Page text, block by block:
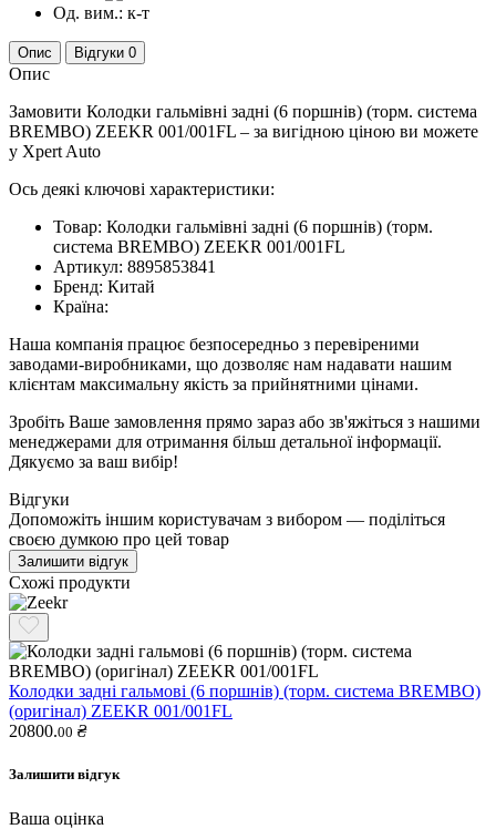
Од. вим.: к-т
Опис Відгуки 0
Опис
Замовити Колодки гальмівні задні (6 поршнів) (торм. система
BREMBO) ZEEKR 001/001FL – за вигідною ціною ви можете
у Xpert Auto
Ось деякі ключові характеристики:
Товар: Колодки гальмівні задні (6 поршнів) (торм.
система BREMBO) ZEEKR 001/001FL
Артикул: 8895853841
Бренд: Китай
Країна:
Наша компанія працює безпосередньо з перевіреними
заводами-виробниками, що дозволяє нам надавати нашим
клієнтам максимальну якість за прийнятними цінами.
Зробіть Ваше замовлення прямо зараз або зв'яжіться з нашими
менеджерами для отримання більш детальної інформації.
Дякуємо за ваш вибір!
Відгуки
Допоможіть іншим користувачам з вибором — поділіться
своєю думкою про цей товар
Залишити відгук
Схожі продукти
Колодки задні гальмові (6 поршнів) (торм. система BREMBO)
(оригінал) ZEEKR 001/001FL
20800.00 ₴
Залишити відгук
Ваша оцінка